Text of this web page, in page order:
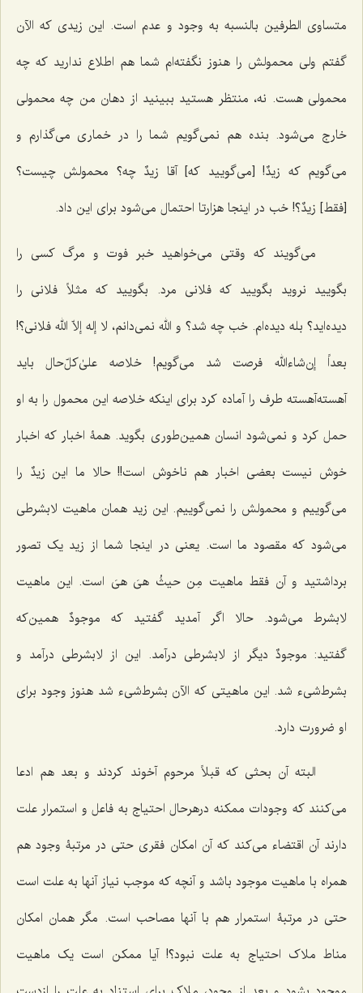
متساوی الطرفین بالنسبه به وجود و عدم است. این زیدی که الآن
گفتم ولی محمولش را هنوز نگفته‌ام شما هم اطلاع ندارید که چه
محمولی هست. نه، منتظر هستید ببینید از دهان من چه محمولی
خارج می‌شود. بنده هم نمی‌گویم شما را در خماری می‌گذارم و
می‌گویم که زیدٌ![می‌گویید که] آقا زیدٌ چه؟ محمولش چیست؟
[فقط] زیدٌ؟! خب در اینجا هزارتا احتمال می‌شود برای این داد.
می‌گویند که وقتی می‌خواهید خبر فوت و مرگ کسی را
بگویید نروید بگویید که فلانی مرد. بگویید که مثلاً فلانی را
دیده‌اید؟ بله دیده‌ام. خب چه شد؟ و الله نمی‌دانم، لا إله إلاّ الله فلانی؟!
بعداً إن‌شاءالله فرصت شد می‌گویم! خلاصه علیٰ‌کلّ‌حال باید
آهسته‌آهسته طرف را آماده کرد برای اینکه خلاصه این محمول را به او
حمل کرد و نمی‌شود انسان همین‌طوری بگوید. همۀ اخبار که اخبار
خوش نیست بعضی اخبار هم ناخوش است!! حالا ما این زیدٌ را
می‌گوییم و محمولش را نمی‌گوییم. این زید همان ماهیت لابشرطی
می‌شود که مقصود ما است. یعنی در اینجا شما از زید یک تصور
برداشتید و آن فقط ماهیت مِن حیثُ هیَ هیَ است. این ماهیت
لابشرط می‌شود. حالا اگر آمدید گفتید که موجودٌ همین‌که
گفتید: موجودٌ دیگر از لابشرطی درآمد. این از لابشرطی درآمد و
بشرط‌شیء شد. این ماهیتی که الآن بشرط‌شیء شد هنوز وجود برای
او ضرورت دارد.
البته آن بحثی که قبلاً مرحوم آخوند کردند و بعد هم ادعا
می‌کنند که وجودات ممکنه درهرحال احتیاج به فاعل و استمرار علت
دارند آن اقتضاء می‌کند که آن امکان فقری حتی در مرتبۀ وجود هم
همراه با ماهیت موجود باشد و آنچه که موجب نیاز آنها به علت است
حتی در مرتبۀ استمرار هم با آنها مصاحب است. مگر همان امکان
مناط ملاک احتیاج به علت نبود؟! آیا ممکن است یک ماهیت